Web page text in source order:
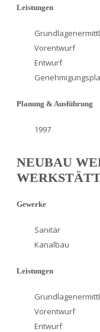
Leistungen
Vorentwurf
Entwurf
Planung & Ausführung
1997
NEUBAU
Gewerke
Sanitär
Kanalbau
Leistungen
Vorentwurf
Entwurf